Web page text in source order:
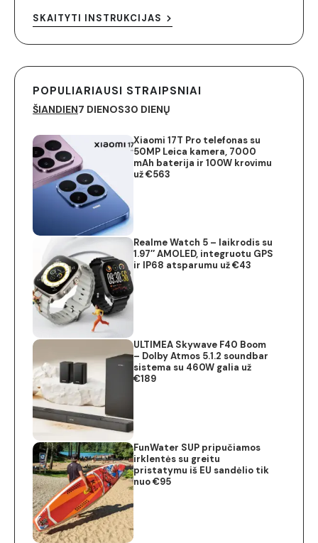
SKAITYTI INSTRUKCIJAS
POPULIARIAUSI STRAIPSNIAI
ŠIANDIEN7 DIENOS30 DIENŲ
Xiaomi 17T Pro telefonas su
50MP Leica kamera, 7000
mAh baterija ir 100W krovimu
už €563
Realme Watch 5 – laikrodis su
1.97″ AMOLED, integruotu GPS
ir IP68 atsparumu už €43
ULTIMEA Skywave F40 Boom
– Dolby Atmos 5.1.2 soundbar
sistema su 460W galia už
€189
FunWater SUP pripučiamos
irklentės su greitu
pristatymu iš EU sandėlio tik
nuo €95